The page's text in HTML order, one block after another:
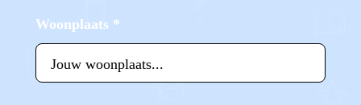
Woonplaats *